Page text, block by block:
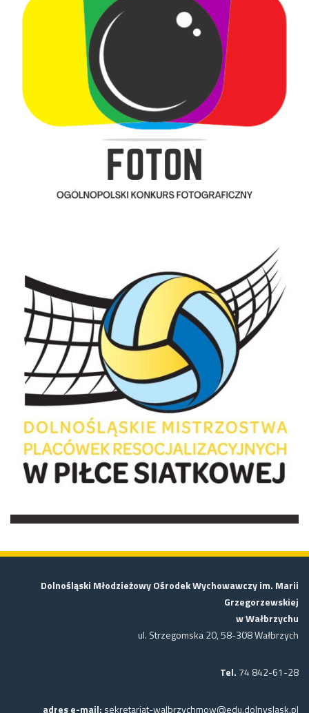
Dolnośląski Młodzieżowy Ośrodek Wychowawczy im. Marii
Grzegorzewskiej
w Wałbrzychu
ul. Strzegomska 20, 58-308 Wałbrzych
Tel. 74 842-61-28
adres e-mail: sekretariat-walbrzychmow@edu.dolnyslask.pl